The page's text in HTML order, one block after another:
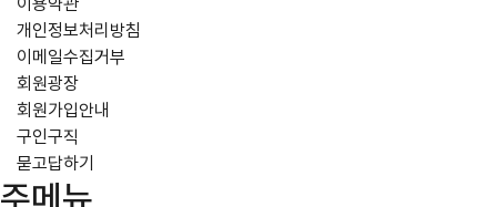
개인정보처리방침
이메일수집거부
회원광장
회원가입안내
구인구직
묻고답하기
주메뉴